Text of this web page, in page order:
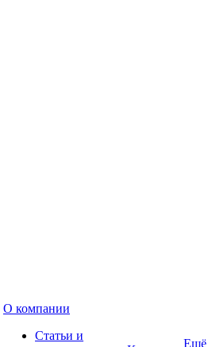
О компании
Статьи и
Ещё